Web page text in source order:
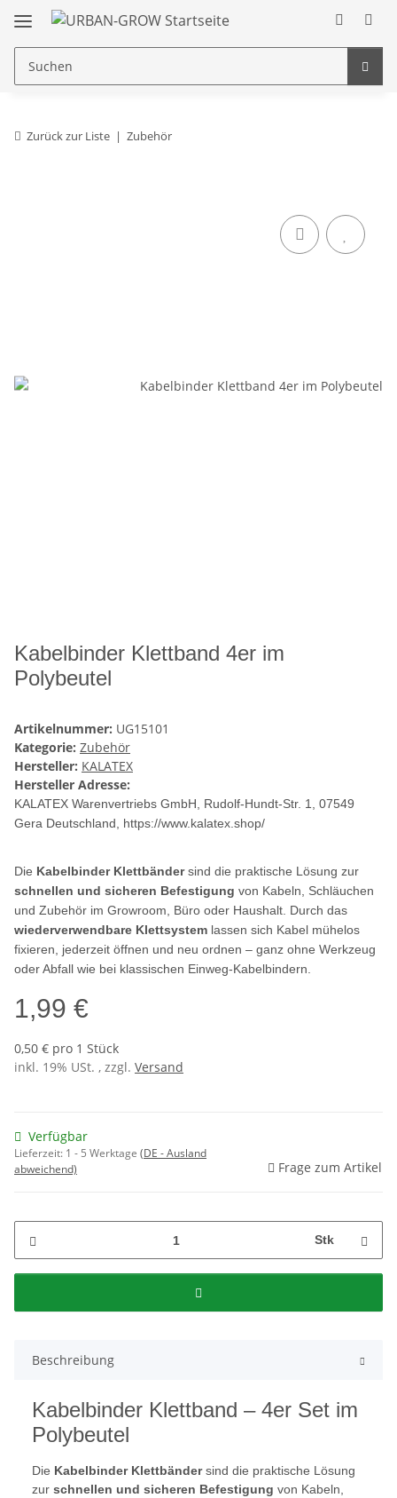
Zurück zur Liste Zubehör
Kabelbinder Klettband 4er im
Polybeutel
Artikelnummer: UG15101
Kategorie: Zubehör
Hersteller: KALATEX
Hersteller Adresse:
KALATEX Warenvertriebs GmbH , Rudolf-Hundt-Str. 1, 07549
Gera Deutschland, https://www.kalatex.shop/
Die Kabelbinder Klettbändersind die praktische Lösung zur
schnellen und sicheren Befestigung von Kabeln, Schläuchen
und Zubehör im Growroom, Büro oder Haushalt. Durch das
wiederverwendbare Klettsystem lassen sich Kabel mühelos
fixieren, jederzeit öffnen und neu ordnen – ganz ohne Werkzeug
oder Abfall wie bei klassischen Einweg-Kabelbindern.
1,99 €
0,50 € pro 1 Stück
inkl. 19% USt. , zzgl. Versand
Verfügbar
Lieferzeit: 1 - 5 Werktage (DE - Ausland
abweichend)
Frage zum Artikel
Stk
Beschreibung
Kabelbinder Klettband – 4er Set im
Polybeutel
Die Kabelbinder Klettbändersind die praktische Lösung
zur schnellen und sicheren Befestigung von Kabeln,